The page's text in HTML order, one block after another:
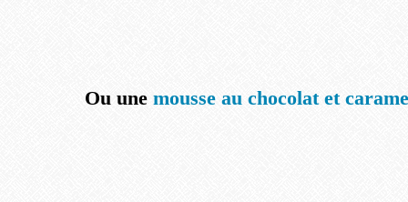
Ou une mousse au chocolat et